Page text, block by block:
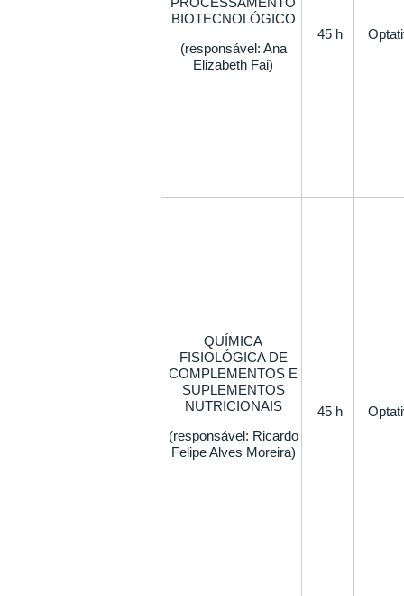
BIOTECNOLÓGICO
(responsável: Ana
Elizabeth Fai)
45 h
QUÍMICA
FISIOLÓGICA DE
COMPLEMENTOS E
SUPLEMENTOS
NUTRICIONAIS
(responsável: Ricardo
Felipe Alves Moreira)
45 h